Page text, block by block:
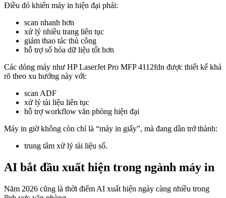
Điều đó khiến máy in hiện đại phải:
scan nhanh hơn
xử lý nhiều trang liên tục
giảm thao tác thủ công
hỗ trợ số hóa dữ liệu tốt hơn
Các dòng máy như HP LaserJet Pro MFP 4112fdn được thiết kế khá
rõ theo xu hướng này với:
scan ADF
xử lý tài liệu liên tục
hỗ trợ workflow văn phòng hiện đại
Máy in giờ không còn chỉ là “máy in giấy”, mà đang dần trở thành:
trung tâm xử lý tài liệu số.
AI bắt đầu xuất hiện trong ngành máy in
Năm 2026 cũng là thời điểm AI xuất hiện ngày càng nhiều trong